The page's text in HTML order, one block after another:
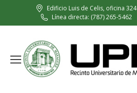
Edificio Luis de Celis, oficina 324
Línea directa: (787) 265-5462